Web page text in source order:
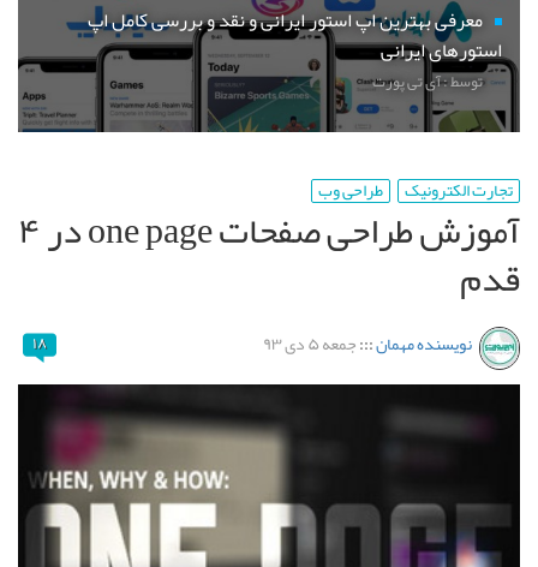
معرفی بهترین اپ استور ایرانی و نقد و بررسی کامل اپ
استورهای ایرانی
توسط : آی تی پورت
تجارت الکترونیک طراحی وب
آموزش طراحی صفحات one page در ۴
قدم
نویسنده مهمان:::جمعه ۵ دی ۹۳ ۱۸